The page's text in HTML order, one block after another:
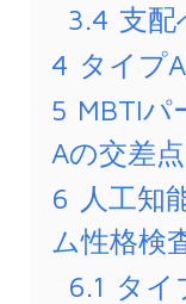
3.4 支配
4 タイプ
5 MBTI
Aの交差点
6 人工知
ム性格検
6.1 タイ